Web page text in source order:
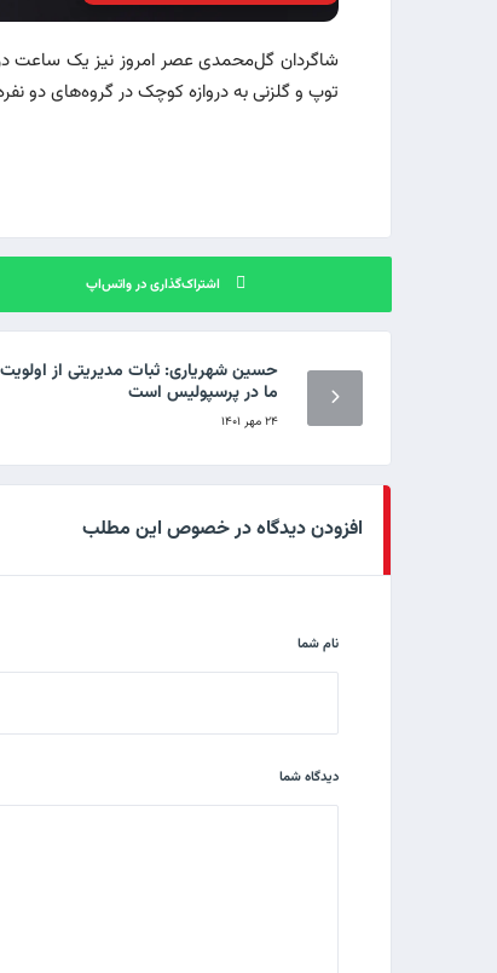
شاگردان گل‌محمدی عصر امروز نیز یک ساعت
توپ و گلزنی به دروازه کوچک در گروه‌های دو
اشتراک‌گذاری در واتس‌اپ
حسین شهریاری: ثبات مدیریتی از
ما در پرسپولیس است
۲۴ مهر ۱۴۰۱
افزودن دیدگاه در خصوص این مطلب
نام شما
دیدگاه شما